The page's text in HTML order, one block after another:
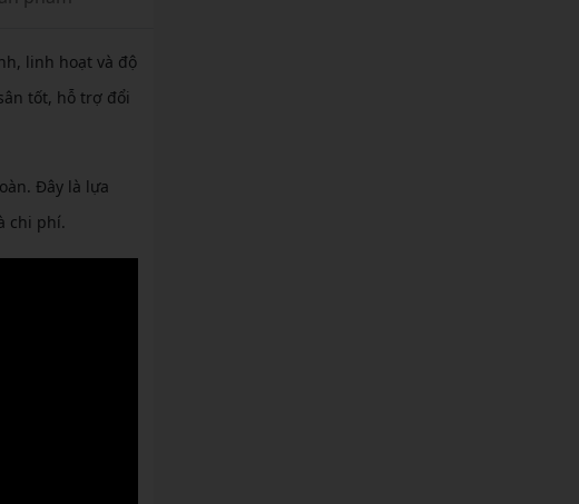
linh hoạt và độ
tốt, hỗ trợ đổi
Đây là lựa
chi phí.